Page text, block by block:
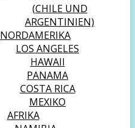
(CHILE UND
ARGENTINIEN)
NORDAMERIKA
LOS ANGELES
HAWAII
PANAMA
COSTA RICA
MEXIKO
AFRIKA